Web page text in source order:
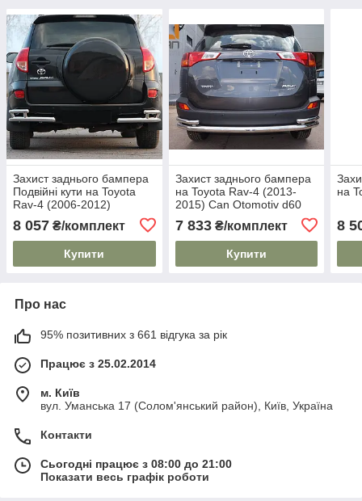
Захист заднього бампера
Подвійні кути на Toyota
Rav-4 (2006-2012)
8 057 ₴/комплект
Купити
Захист заднього бампера
на Toyota Rav-4 (2013-
2015) Can Otomotiv d60
7 833₴/комплект
Купити
на
8
Про нас
95% позитивних з 661 відгука за рік
Працює з 25.02.2014
м. Київ
вул. Уманська 17 (Солом'янський район), Київ, Україна
Контакти
Сьогодні працює з 08:00 до 21:00
Показати весь графік роботи